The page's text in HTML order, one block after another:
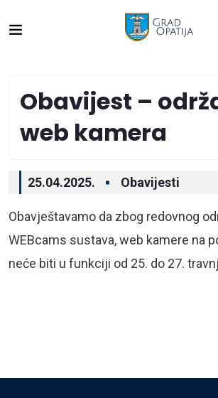
Obavijest –
web kamera
25.04.2025. Obavijesti
Obavještavamo da zbog redovnog
WEBcams sustava, web kamere na
neće biti u funkciji od 25. do 27.